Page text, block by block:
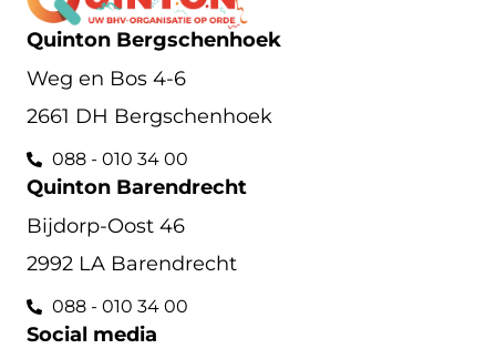
Quinton Bergschenhoek
Weg en Bos 4-6
2661 DH Bergschenhoek
088 - 010 34 00
Quinton Barendrecht
Bijdorp-Oost 46
2992 LA Barendrecht
088 - 010 34 00
Social media